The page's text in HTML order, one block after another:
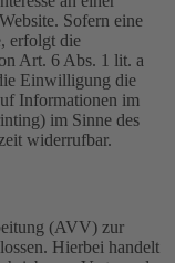
Sofern eine
erfolgt die
Art. 6 Abs. 1 lit. a
Einwilligung die
Informationen im
im Sinne des
widerrufbar.
(AVV) zur
Hierbei handelt